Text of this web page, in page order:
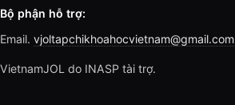
Bộ phận hỗ trợ:
Email. vjoltapchikhoahocvietnam@gmail.com
VietnamJOL do INASP tài trợ.